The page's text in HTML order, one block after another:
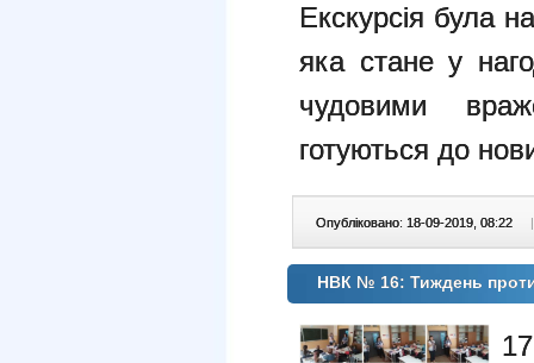
Екскурсія була
яка стане у
чудовими
готуються до
Опубліковано: 18-09-2019, 08:22 |
НВК № 16: Тиждень